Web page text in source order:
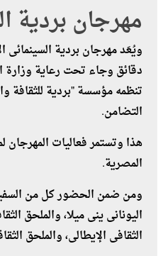
مهرجان بردية
ويُعَد مهرجان بردية
دقائق وجاء تحت رعاية وزارة
تنظمه مؤسسة "بردية للثقافة
التضامن.
هذا وتستمر فعاليات المهرجان
المصرية.
ومن ضمن الحضور كل من السفير
اليونانى ينى ميلا، والملحق
الثقافى الإيطالى، والملحق